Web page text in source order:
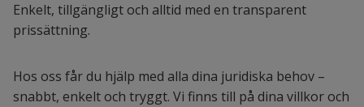
Enkelt, tillgängligt och alltid med en transparent
prissättning.
Hos oss får du hjälp med alla dina juridiska behov –
snabbt, enkelt och tryggt. Vi finns till på dina villkor och